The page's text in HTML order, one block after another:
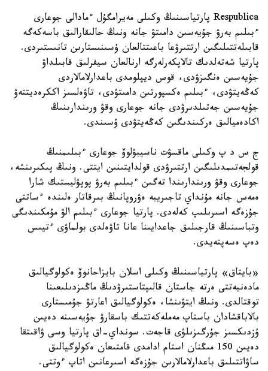
Respublica پارتياسىنىڭ وكىلى مەيرامگۇل ءمادالى جوعارى
ءبىلىم بەرۋ جۇيەسىن دامىتۋ جانە ونىڭ حالىقارالىق باسەكەگە
قابىلەتتىلىگىن ارتتىرۋعا باعىتتالعان ۇسىنىستارىن تانىستىردى.
پارتيا شەتەلدىك تالاپكەرلەرگە ارنالعان سيفرلىق قابىلداۋ
جۇيەسىن ەنگىزۋدى، قوس ديپلومدى باعدارلامالاردى
كەڭەيتۋدى، ءبىلىم ەكسپورتىن دامىتۋدى، تاۋەلسىز اككرەديتتەۋ
جۇيەسىن جەتىلدىرۋدى جانە جوعارى وقۋ ورىندارىنىڭ
اكادەميالىق ەركىندىگىن كەڭەيتۋدى ۇسىندى.
ج س د پ وكىلى ماقسۋت ناسيبۋلوۆ جوعارى ءبىلىمنىڭ
قولجەتىمدىلىگىن ارتتىرۋدى قولدايتىنىن ايتتى. ونىڭ پىكىرىنشە،
جوعارى وقۋ ورىندارىندا تەگىن ءبىلىم بەرۋ پوپۋليستىك شارا
ەمەس جانە مۇنداي تاجىريبە ەۋروپانىڭ بىرقاتار ەلىندە ءساتتى
جۇزەگە اسىرىلىپ كەلەدى. پارتيا جوعارى ءبىلىم الۋ مۇمكىندىگى
وتباسىنىڭ قارجىلىق جاعدايىنا عانا تاۋەلدى بولماۋى ءتيىس
دەپ ەسەپتەيدى.
«بايتاق» پارتياسىنىڭ وكىلى اسلان بايزاحانوۆ ەكولوگيالىق
مادەنيەتتى ەرتە جاستان قالىپتاستىرۋدىڭ ماڭىزدىلىعىنا
توقتالدى. ونىڭ ايتۋىنشا، ەكولوگيالىق اعارتۋ جۇمىستارى
بالاباقشادان باستاپ مەملەكەتتىك باسقارۋ جۇيەسىنە دەيىن
ۇزدىكسىز جۇرگىزىلۋى قاجەت. سونداي-اق پارتيا وسى ۋاقىتقا
دەيىن 150 مىڭنان استام ادامدى قامتىعان ەكولوگيالىق
ساۋاتتىلىق باعدارلامالارىن جۇزەگە اسىرعانىن اتاپ ءوتتى.